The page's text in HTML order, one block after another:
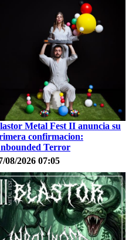
Metal Fest II anuncia su
confirmacion:
Terror
08/2026 07:05